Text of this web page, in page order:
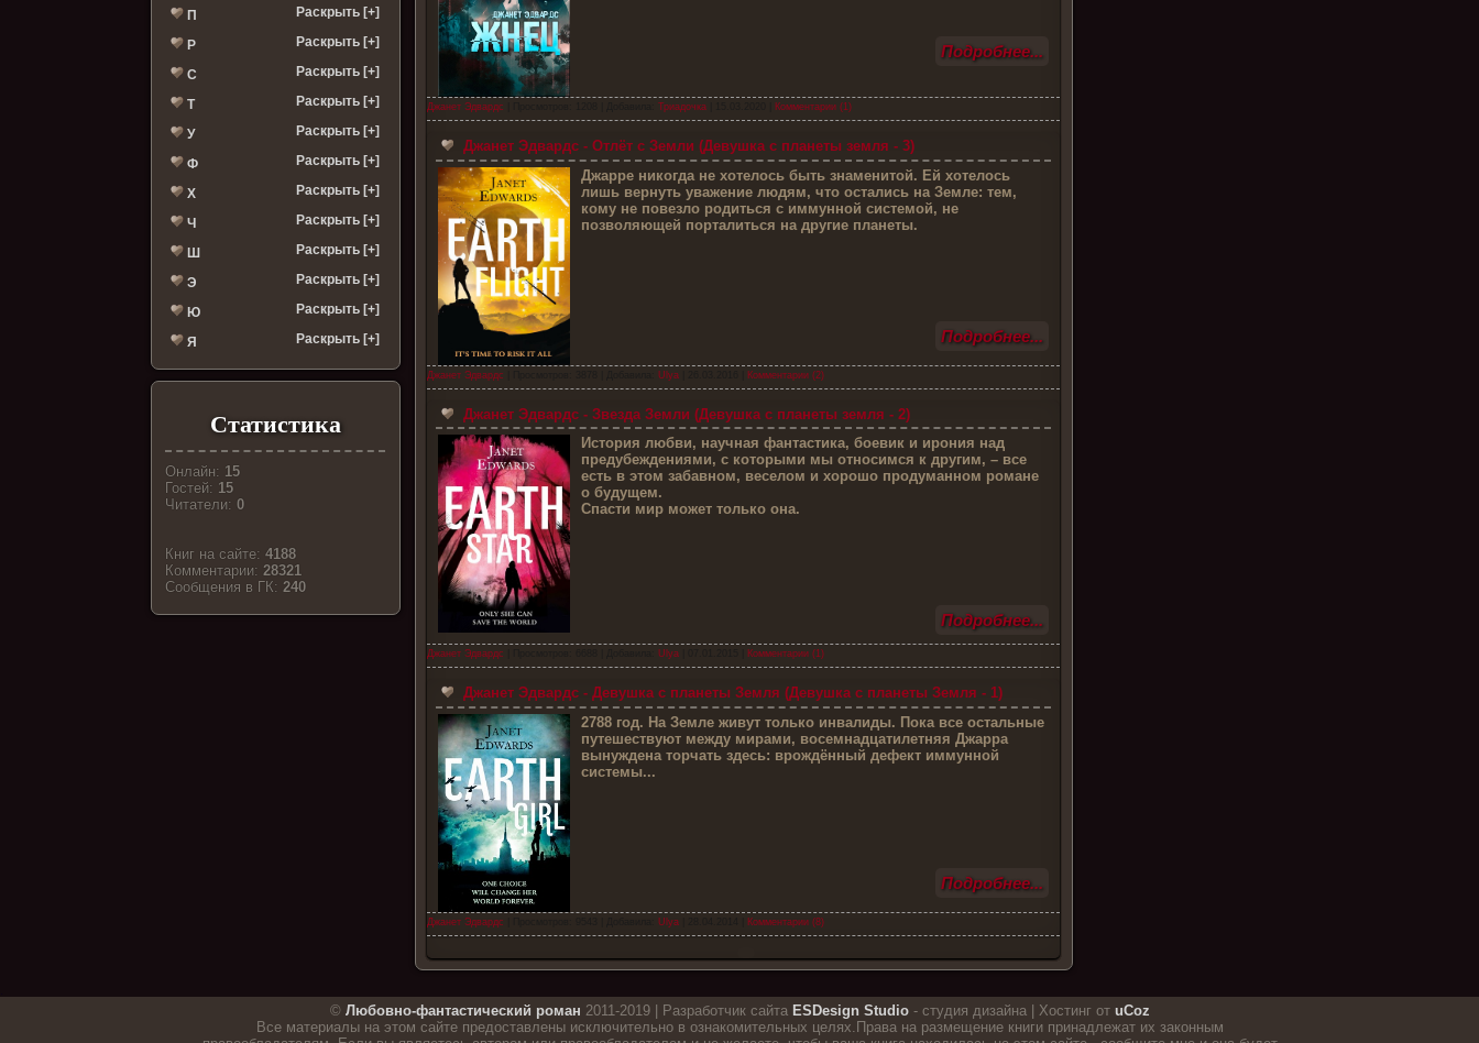
П Раскрыть [+]
Р Раскрыть [+]
С Раскрыть [+]
Т Раскрыть [+]
У Раскрыть [+]
Ф Раскрыть [+]
Х Раскрыть [+]
Ч Раскрыть [+]
Ш Раскрыть [+]
Э Раскрыть [+]
Ю Раскрыть [+]
Я Раскрыть [+]
Статистика
Онлайн: 15
Гостей: 15
Читатели: 0
Книг на сайте: 4188
Комментарии: 28321
Cообщения в ГК: 240
Подробнее...
Джанет Эдвардс Триадочка| Комментарии (1)
Джанет Эдвардс - Отлёт с Земли (Девушка с планеты земля - 3)
Джарре никогда не хотелось быть знаменитой. Ей хотелось
лишь вернуть уважение людям, что остались на Земле: тем,
кому не повезло родиться с иммунной системой, не
позволяющей порталиться на другие планеты.
Подробнее...
Джанет Эдвардс Ulya| Комментарии (2)
Джанет Эдвардс - Звезда Земли (Девушка с планеты земля - 2)
История любви, научная фантастика, боевик и ирония над
предубеждениями, с которыми мы относимся к другим, – все
есть в этом забавном, веселом и хорошо продуманном романе
о будущем.
Спасти мир может только она.
Подробнее...
Джанет Эдвардс Ulya| Комментарии (1)
Джанет Эдвардс - Девушка с планеты Земля (Девушка с планеты Земля - 1)
2788 год. На Земле живут только инвалиды. Пока все остальные
путешествуют между мирами, восемнадцатилетняя Джарра
вынуждена торчать здесь: врождённый дефект иммунной
системы...
Подробнее...
Джанет Эдвардс Ulya| Комментарии (8)
© Любовно-фантастический роман 2011-2019 | Разработчик сайта ESDesign Studio- студия дизайна | Хостинг от uCoz
Все материалы на этом сайте предоставлены исключительно в ознакомительных целях.Права на размещение книги принадлежат их законным